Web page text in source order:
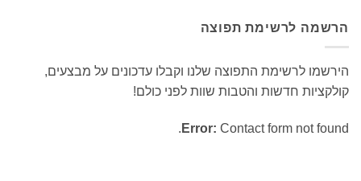
הרשמה לרשימת תפוצה
הירשמו לרשימת התפוצה שלנו וקבלו עדכונים על מבצעים,
קולקציות חדשות והטבות שוות לפני כולם!
Error: Contact form not found.